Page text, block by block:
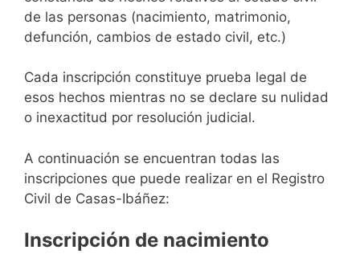
de las personas (nacimiento, matrimonio,
defunción, cambios de estado civil, etc.)
Cada inscripción constituye prueba legal de
esos hechos mientras no se declare su nulidad
o inexactitud por resolución judicial.
A continuación se encuentran todas las
inscripciones que puede realizar en el Registro
Civil de Casas-Ibáñez:
Inscripción de nacimiento